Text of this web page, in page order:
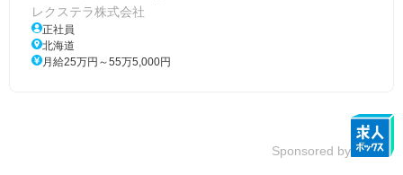
レクステラ株式会社
正社員
北海道
月給25万円～55万5,000円
Sponsored by